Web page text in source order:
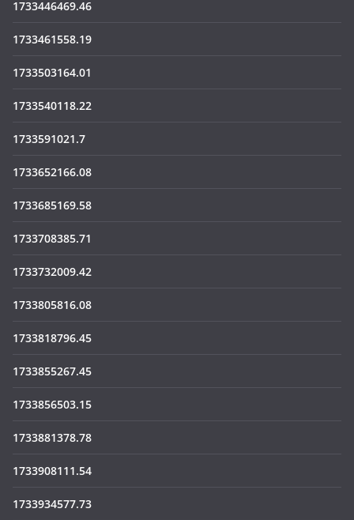
1733446469.46
1733461558.19
1733503164.01
1733540118.22
1733591021.7
1733652166.08
1733685169.58
1733708385.71
1733732009.42
1733805816.08
1733818796.45
1733855267.45
1733856503.15
1733881378.78
1733908111.54
1733934577.73